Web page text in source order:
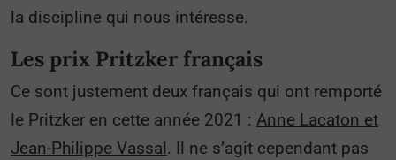
la discipline qui nous intéresse.
Les prix Pritzker français
Ce sont justement deux français qui ont remporté
le Pritzker en cette année 2021 : Anne Lacaton et
Jean-Philippe Vassal. Il ne s’agit cependant pas